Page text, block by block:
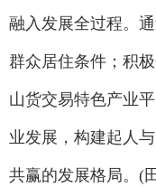
融入发展全过程。
群众居住条件；积
山货交易特色产业
业发展，构建起人
共赢的发展格局。(